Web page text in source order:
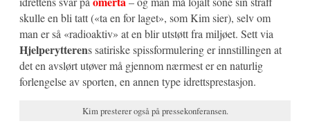
skulle en bli tatt («ta en for laget», som Kim sier), selv om
man er så «radioaktiv» at en blir utstøtt fra miljøet. Sett via
Hjelperytterens satiriske spissformulering er innstillingen at
det en avslørt utøver må gjennom nærmest er en naturlig
forlengelse av sporten, en annen type idrettsprestasjon.
Kim presterer også på pressekonferansen.